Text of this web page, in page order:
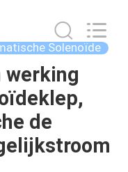
Solenoïde
werking
de